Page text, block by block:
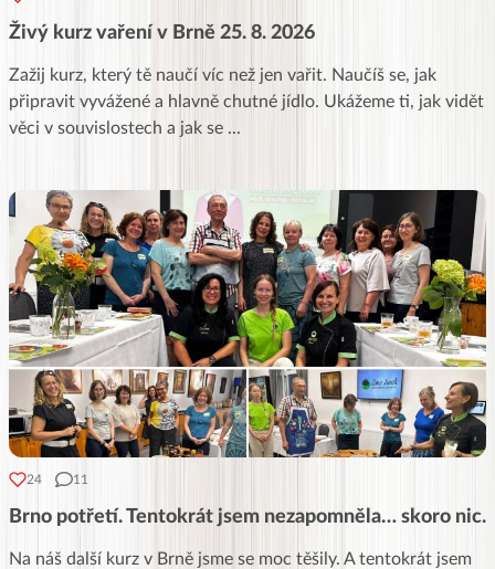
Živý kurz vaření v Brně 25. 8. 2026
Zažij kurz, který tě naučí víc než jen vařit. Naučíš se, jak
připravit vyvážené a hlavně chutné jídlo. Ukážeme ti, jak vidět
věci v souvislostech a jak se ...
24 11
Brno potřetí. Tentokrát jsem nezapomněla… skoro nic.
Na náš další kurz v Brně jsme se moc těšily. A tentokrát jsem